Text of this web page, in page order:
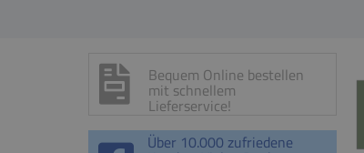
Bequem Online bestellen
mit schnellem
Lieferservice!
Über 10.000 zufriedene